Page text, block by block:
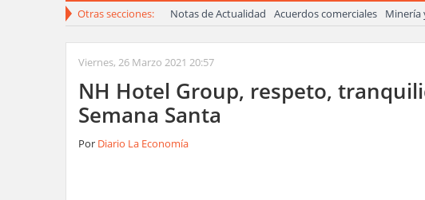
Otras secciones: Notas de Actualidad Acuerdos comerciales Minería
Viernes, 26 Marzo 2021 20:57
NH Hotel Group, respeto,
Semana Santa
Por Diario La Economía